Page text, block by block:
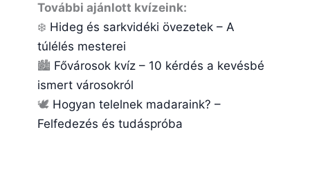
További ajánlott kvízeink:
❄️ Hideg és sarkvidéki övezetek – A
túlélés mesterei
🏙️ Fővárosok kvíz – 10 kérdés a kevésbé
ismert városokról
🕊️ Hogyan telelnek madaraink? –
Felfedezés és tudáspróba